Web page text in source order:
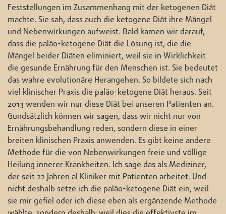
Feststellungen im Zusammenhang mit der ketogenen Diät
machte. Sie sah, dass auch die ketogene Diät ihre Mängel
und Nebenwirkungen aufweist. Bald kamen wir darauf,
dass die paläo-ketogene Diät die Lösung ist, die die
Mängel beider Diäten eliminiert, weil sie in Wirklichkeit
die gesunde Ernährung für den Menschen ist. Sie bedeutet
das wahre evolutionäre Herangehen. So bildete sich nach
viel klinischer Praxis die paläo-ketogene Diät heraus. Seit
2013 wenden wir nur diese Diät bei unseren Patienten an.
Gundsätzlich können wir sagen, dass wir nicht nur von
Ernährungsbehandlung reden, sondern diese in einer
breiten klinischen Praxis anwenden. Es gibt keine andere
Methode für die von Nebenwirkungen freie und völlige
Heilung innerer Krankheiten. Ich sage das als Mediziner,
der seit 22 Jahren al Kliniker mit Patienten arbeitet. Und
nicht deshalb setze ich die paläo-ketogene Diät ein, weil
sie mir gefiel oder ich diese eben als ergänzende Methode